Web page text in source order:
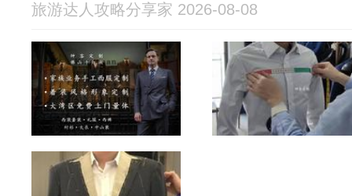
旅游达人攻略分享家 2026-08-08